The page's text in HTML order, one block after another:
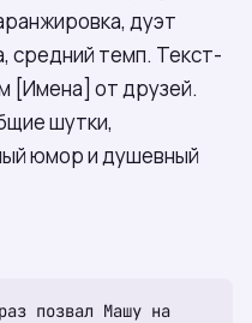
дуэт
средний темп. Текст-
[Имена] от друзей.
шутки,
юмор и душевный
позвал Машу на